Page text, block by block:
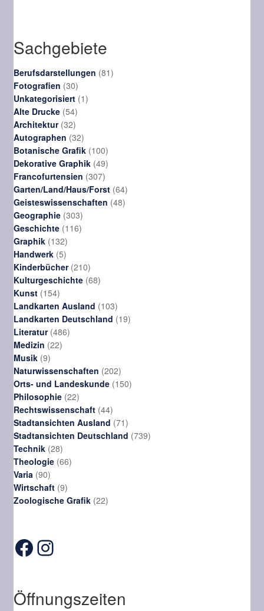
Sachgebiete
Berufsdarstellungen 8181
Fotografien 3030
Produkte
Unkategorisiert 11
Alte Drucke 5454
Produkte
Architektur 3232
Produkte
Autographen 3232
Produkte
Botanische Grafik 100100
Produkte
Dekorative Graphik 4949
Produkte
Francofurtensien 307307
Produkte
Garten/Land/Haus/Forst 6464
Produkte
Geisteswissenschaften 4848
Geographie 303303
Produkte
Geschichte 116116
Graphik 132132
Produkte
Handwerk 55
Produkte
Kinderbücher 210210
Produkte
Kulturgeschichte 6868
Kunst 154154
Produkte
Landkarten Ausland 103103
Produkte
Landkarten Deutschland 1919
Literatur 486486
Medizin 2222
Musik 99
Produkte
Naturwissenschaften 202202
Produkte
Orts- und Landeskunde 150150
Philosophie 2222
Produkte
Rechtswissenschaft 4444
Produkte
Stadtansichten Ausland 7171
Produkte
Stadtansichten Deutschland 739739
Technik 2828
Produkte
Theologie 6666
Varia 9090
Produkte
Wirtschaft 99
Produkte
Zoologische Grafik 2222
Facebook
Instagram
Öffnungszeiten